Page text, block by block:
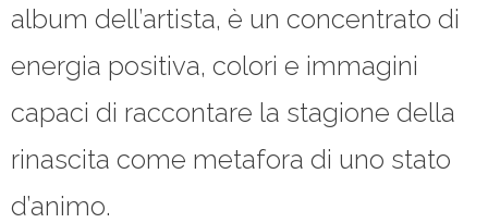
album dell’artista, è un concentrato di
energia positiva, colori e immagini
capaci di raccontare la stagione della
rinascita come metafora di uno stato
d’animo.